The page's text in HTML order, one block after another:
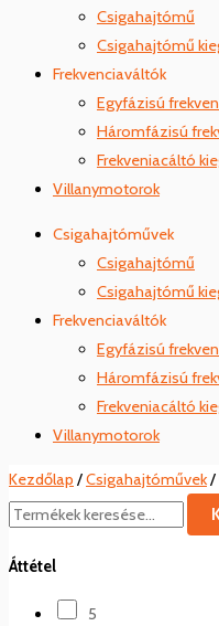
Csigahajtómű
Csigahajtómű
Frekvenciaváltók
Egyfázisú
Háromfázisú
Frekveniacáltó
Villanymotorok
Csigahajtóművek
Csigahajtómű
Csigahajtómű
Frekvenciaváltók
Egyfázisú
Háromfázisú
Frekveniacáltó
Villanymotorok
Kezdőlap /Csigahajtóművek/
Áttétel
5